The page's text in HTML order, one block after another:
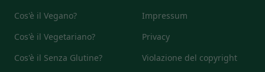
Cos'è il Vegano?
Cos'è il Vegetariano?
Cos'è il Senza Glutine?
Impressum
Privacy
Violazione del copyright